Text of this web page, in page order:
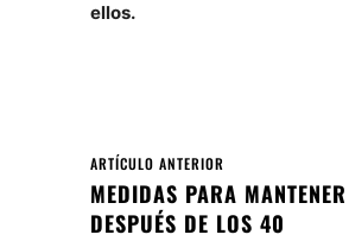
ellos.
ARTÍCULO ANTERIOR
MEDIDAS PARA
DESPUÉS DE LOS 40